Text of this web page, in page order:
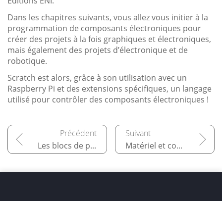
Dans les chapitres suivants, vous allez vous initier à la
programmation de composants électroniques pour
créer des projets à la fois graphiques et électroniques,
mais également des projets d’électronique et de
robotique.
Scratch est alors, grâce à son utilisation avec un
Raspberry Pi et des extensions spécifiques, un langage
utilisé pour contrôler des composants électroniques !
Les blocs de programmation Matériel et composants